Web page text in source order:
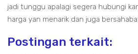
jadi tunggu apalagi segera hubungi
harga yan menarik dan juga
Postingan terkait: